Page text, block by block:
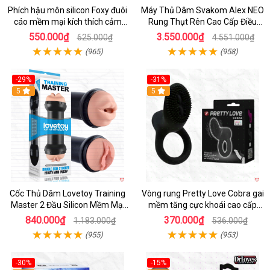
Phích hậu môn silicon Foxy đuôi
cáo mềm mại kích thích cảm
giác mới
550.000₫ 625.000₫
(965)
Máy Thủ Dâm Svakom Alex NEO
Rung Thụt Rên Cao Cấp Điều
Khiển App
3.550.000₫ 4.551.000₫
(958)
-29%
Hot
5
Cốc Thủ Dâm Lovetoy Training
Master 2 Đầu Silicon Mềm Mại
Tiện Lợi
840.000₫ 1.183.000₫
(955)
-31%
5
Vòng rung Pretty Love Cobra gai
mềm tăng cực khoái cao cấp
chính hãng
370.000₫ 536.000₫
(953)
-30% -15%